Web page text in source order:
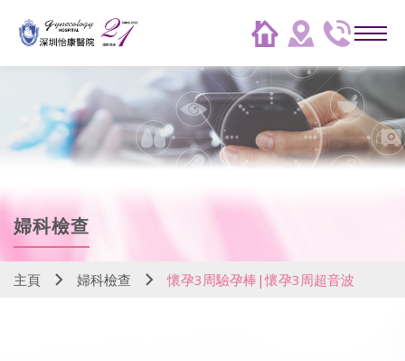
婦科檢查
主頁 婦科檢查 懷孕3周驗孕棒|懷孕3周超音波